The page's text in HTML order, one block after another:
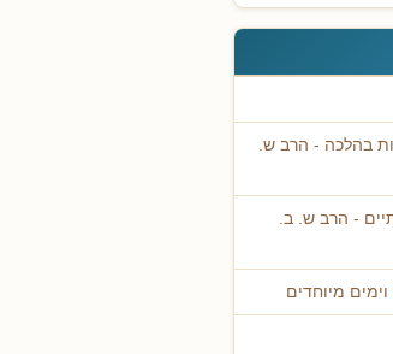
בהלכה - הרב ש.
- הרב ש. ב.
מיוחדים